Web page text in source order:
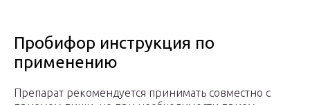
Пробифор инструкция по
применению
Препарат рекомендуется принимать совместно с